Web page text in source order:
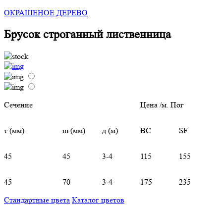
ОКРАШЕНОЕ ДЕРЕВО
Брусок строганный лиственница
Cечение Цена /м. Пог
т (мм) ш (мм) д (м) ВС SF
45 45 3-4 115 155
45 70 3-4 175
235
Стандартные цвета Каталог цветов